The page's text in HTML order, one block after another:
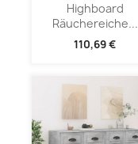
Highboard
Räuchereiche...
110,69 €